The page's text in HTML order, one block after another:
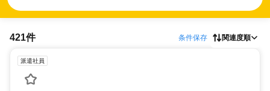
421件 条件保存 関連度順
派遣社員